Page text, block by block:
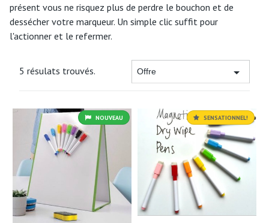
présent vous ne risquez plus de perdre le bouchon et de
dessécher votre marqueur. Un simple clic suffit pour
l'actionner et le refermer.
5 résulats trouvés.
NOUVEAU SENSATIONNEL!